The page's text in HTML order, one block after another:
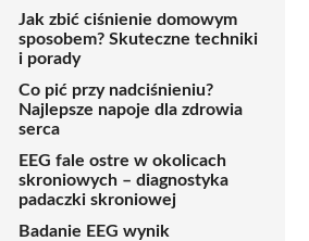
Jak zbić ciśnienie domowym
sposobem? Skuteczne techniki
i porady
Co pić przy nadciśnieniu?
Najlepsze napoje dla zdrowia
serca
EEG fale ostre w okolicach
skroniowych – diagnostyka
padaczki skroniowej
Badanie EEG wynik